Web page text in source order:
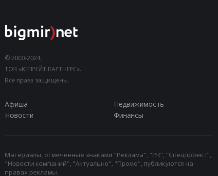
© 2000-2024,
ТОВ «КЕПРЕЙТ ПАРТНЕРС».
Все права защищены.
Афиша
Недвижимость
Новости
Финансы
Материалы, отмеченные знаками "Реклама", "PR", "Спецпроект",
"Новости компаний", "Актуально", "Промо", публикуются на
правах рекламы.